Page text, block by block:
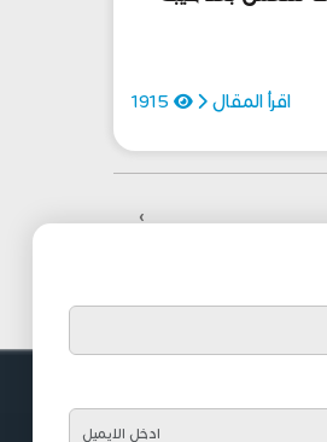
يرتفع!
اقرأ المقال 1915
›